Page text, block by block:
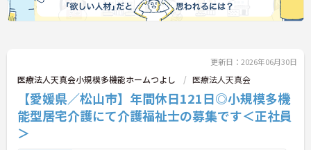
更新日：2026年06月30日
医療法人天真会小規模多機能ホームつよし 医療法人天真会
【愛媛県／松山市】年間休日121日◎小規模多機
能型居宅介護にて介護福祉士の募集です＜正社員
＞